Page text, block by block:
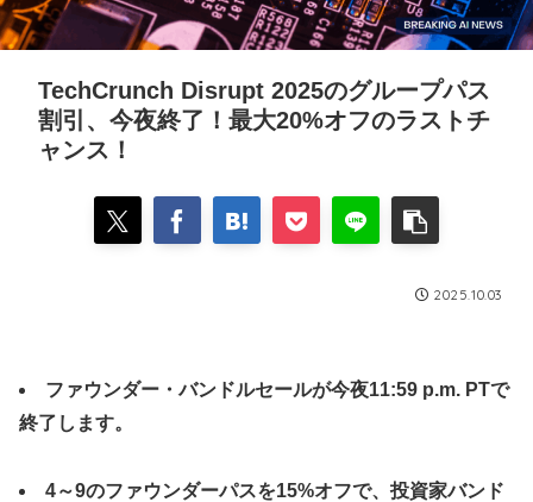
TechCrunch Disrupt 2025のグループパス
割引、今夜終了！最大20%オフのラストチ
ャンス！
2025.10.03
ファウンダー・バンドルセールが今夜11:59 p.m. PTで
終了します。
4～9のファウンダーパスを15%オフで、投資家バンド